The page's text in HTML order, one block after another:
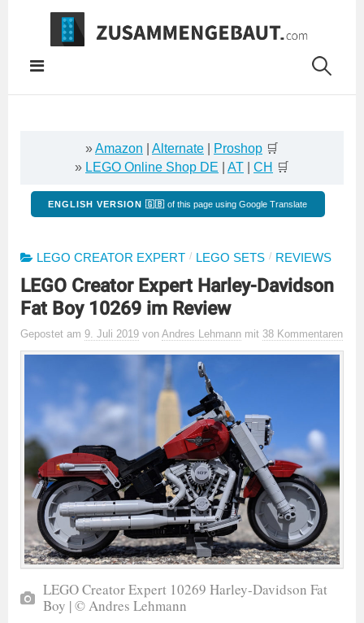
Springe
Inhalt
»Amazon Alternate Proshop 🛒
» LEGO Online Shop DE AT CH 🛒
ENGLISH VERSION 🇬🇧 of this page using Google Translate
LEGO CREATOR EXPERT / LEGO SETS / REVIEWS
LEGO Creator Expert Harley-Davidson
Fat Boy 10269 im Review
Gepostet am 9. Juli 2019 von Andres Lehmann mit 38 Kommentaren
LEGO Creator Expert 10269 Harley-Davidson Fat
Boy | © Andres Lehmann